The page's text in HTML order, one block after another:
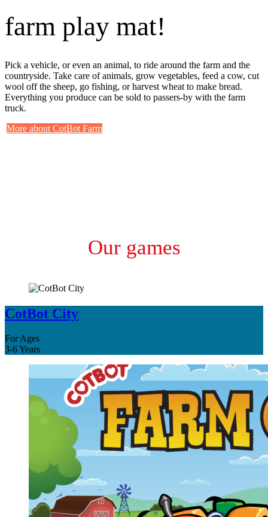
farm play mat!
Pick a vehicle, or even an animal, to ride around the farm and the
countryside. Take care of animals, grow vegetables, feed a cow, cut
wool off the sheep, go fishing, or harvest wheat to make bread.
Everything you produce can be sold to passers-by with the farm
truck.
More about CotBot Farm
Our games
CotBot City
For Ages
3-6 Years